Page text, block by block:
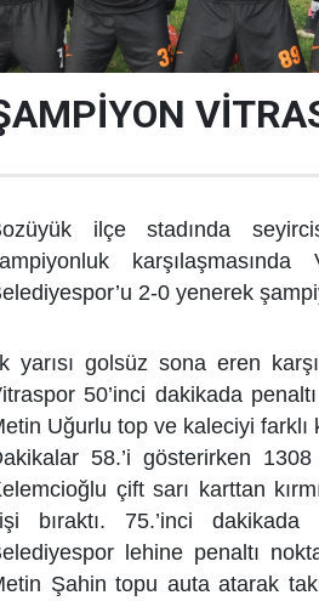
ilçe stadında
2-0 yenerek
yarısı golsüz sona eren
50’inci dakikada
Uğurlu top ve kaleciyi
58.’i gösterirken
çift sarı karttan
bıraktı. 75.’inci
lehine penaltı
Şahin topu auta atarak